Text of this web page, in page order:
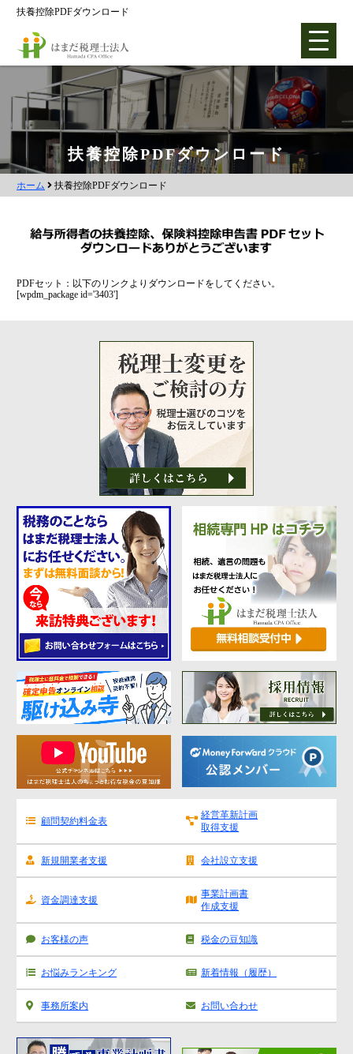
扶養控除PDFダウンロード
ホーム
各種支援業務
会社設立支援
会社設立0円プラン
株式会社設立
財団法人設立
NPO法人設立
当事務所に依頼するメリット
経営革新計画取得支援
経営革新計画の内容
計画を立てることで見えてくるもの
承認のメリット
承認要件
留意事項
当税理士法人のサービス
資金調達支援
融資による資金調達について
金融機関の融資のポイント
融資を受けやすくする経営
金融機関から調達するメリットとデメリット
VCによる資金調達
料金案内
創業3年目までの特別料金
他の税理士事務所からの切り替えの場合
ベンチャー企業応援パック
記帳代行/その他
個人事業主のお客様
事務所案内
扶養控除PDFダウンロード
ホーム 扶養控除PDFダウンロード
PDFセット：以下のリンクよりダウンロードをしてください。
[wpdm_package id='3403']
顧問契約料金表
経営革新計画
取得支援
新規開業者支援 会社設立支援
資金調達支援
事業計画書
作成支援
お客様の声 税金の豆知識
お悩みランキング 新着情報（履歴）
事務所案内 お問い合わせ